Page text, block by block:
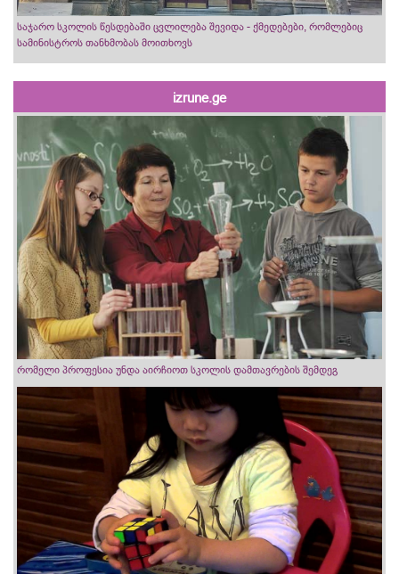
საჯარო სკოლის წესდებაში ცვლილება შევიდა - ქმედებები, რომლებიც
სამინისტროს თანხმობას მოითხოვს
izrune.ge
რომელი პროფესია უნდა აირჩიოთ სკოლის დამთავრების შემდეგ